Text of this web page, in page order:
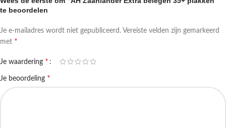
te beoordelen
Je e-mailadres wordt niet gepubliceerd. Vereiste velden zijn gemarkeerd
met *
Je waardering *
Je beoordeling *